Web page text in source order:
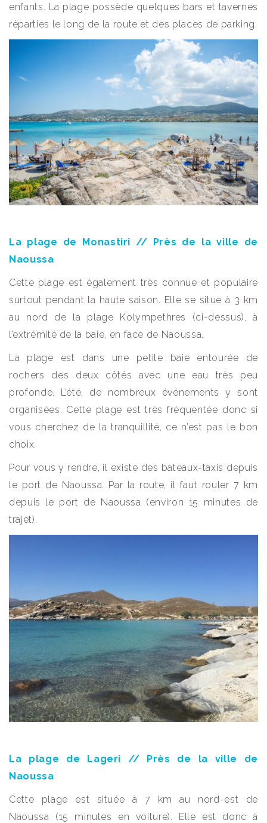
enfants. La plage possède quelques bars et tavernes
réparties le long de la route et des places de parking.
La plage de Monastiri // Près de la ville de
Naoussa
Cette plage est également très connue et populaire
surtout pendant la haute saison. Elle se situe à 3 km
au nord de la plage Kolympethres (ci-dessus), à
l’extrémité de la baie, en face de Naoussa.
La plage est dans une petite baie entourée de
rochers des deux côtés avec une eau très peu
profonde. L’été, de nombreux événements y sont
organisées. Cette plage est très fréquentée donc si
vous cherchez de la tranquillité, ce n’est pas le bon
choix.
Pour vous y rendre, il existe des bateaux-taxis depuis
le port de Naoussa. Par la route, il faut rouler 7 km
depuis le port de Naoussa (environ 15 minutes de
trajet).
La plage de Lageri // Près de la ville de
Naoussa
Cette plage est située à 7 km au nord-est de
Naoussa (15 minutes en voiture). Elle est donc à